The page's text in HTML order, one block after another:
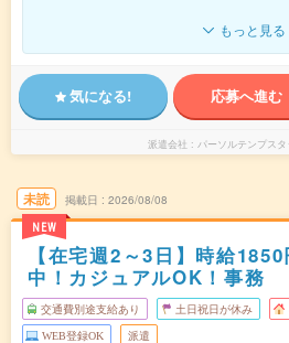
もっと見る
気になる! 応募へ進む
派遣会社 パーソルテンプスタ
未読
NEW
掲載日 2026/08/08
【在宅週2～3日】時給
中！カジュアルOK！事務
交通費別途支給あり 土日祝日が休み
WEB登録OK 派遣